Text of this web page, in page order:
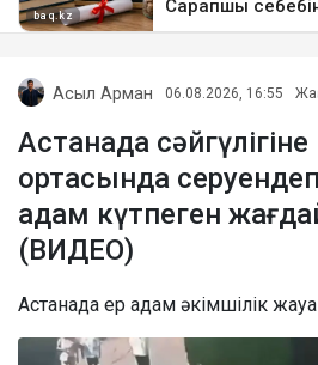
Асыл Арман 06.08.2026, 16:55
Астанада сәйгүлігіне
ортасында
адам күтпеген
(ВИДЕО)
Астанада ер адам әкімшілік